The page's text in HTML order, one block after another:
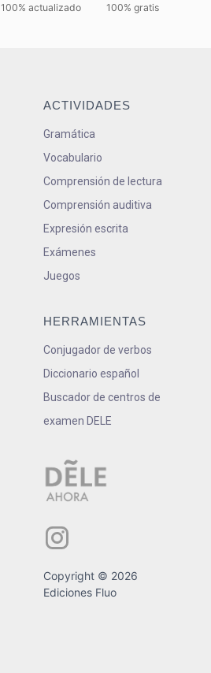
100% actualizado 100% gratis
ACTIVIDADES
Gramática
Vocabulario
Comprensión de lectura
Comprensión auditiva
Expresión escrita
Exámenes
Juegos
HERRAMIENTAS
Conjugador de verbos
Diccionario español
Buscador de centros de
examen DELE
Copyright © 2026
Ediciones Fluo